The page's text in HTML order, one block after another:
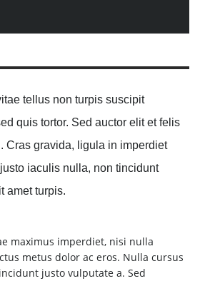
tellus non turpis suscipit
quis tortor. Sed auctor elit et felis
Cras gravida, ligula in imperdiet
iaculis nulla, non tincidunt
amet turpis.
maximus imperdiet, nisi nulla
metus dolor ac eros. Nulla cursus
justo vulputate a. Sed